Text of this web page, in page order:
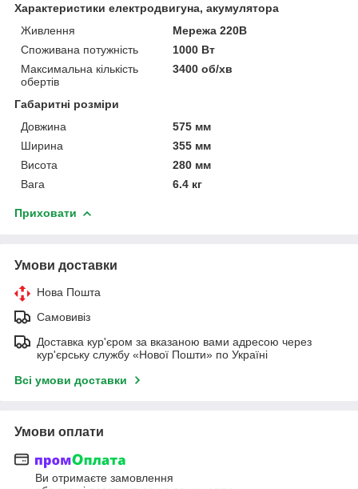
Характеристики електродвигуна, акумулятора
Живлення
Мережа 220В
Споживана потужність
1000 Вт
Максимальна кількість
обертів
3400 об/хв
Габаритні розміри
Довжина
575 мм
Ширина
355 мм
Висота
280 мм
Вага
6.4 кг
Приховати
Умови доставки
Нова Пошта
Самовивіз
Доставка кур'єром за вказаною вами адресою через
кур'єрську службу «Нової Пошти» по Україні
Всі умови доставки
Умови оплати
Ви отримаєте замовлення